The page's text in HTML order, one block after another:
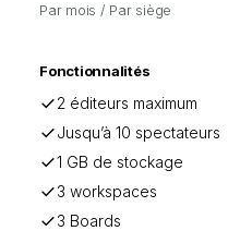
Par mois / Par siège
Fonctionnalités
2 éditeurs maximum
Jusqu’à 10 spectateurs
1 GB de stockage
3 workspaces
3 Boards